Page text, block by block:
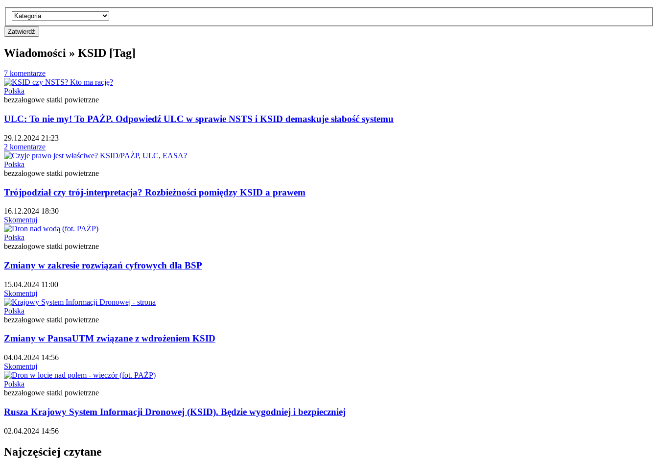
Wiadomości » KSID [Tag]
7 komentarze
Polska
bezzałogowe statki powietrzne
ULC: To nie my! To PAŻP. Odpowiedź ULC w sprawie NSTS i KSID demaskuje słabość systemu
29.12.2024 21:23
2 komentarze
Polska
bezzałogowe statki powietrzne
Trójpodział czy trój-interpretacja? Rozbieżności pomiędzy KSID a prawem
16.12.2024 18:30
Skomentuj
Polska
bezzałogowe statki powietrzne
Zmiany w zakresie rozwiązań cyfrowych dla BSP
15.04.2024 11:00
Skomentuj
Polska
bezzałogowe statki powietrzne
Zmiany w PansaUTM związane z wdrożeniem KSID
04.04.2024 14:56
Skomentuj
Polska
bezzałogowe statki powietrzne
Rusza Krajowy System Informacji Dronowej (KSID). Będzie wygodniej i bezpieczniej
02.04.2024 14:56
Najczęściej czytane